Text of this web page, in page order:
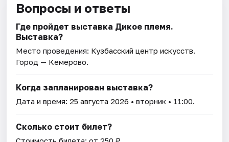
Вопросы и ответы
Где пройдет выставка Дикое племя.
Выставка?
Место проведения: Кузбасский центр искусств.
Город — Кемерово.
Когда запланирован выставка?
Дата и время:25 августа 2026 • вторник • 11:00.
Сколько стоит билет?